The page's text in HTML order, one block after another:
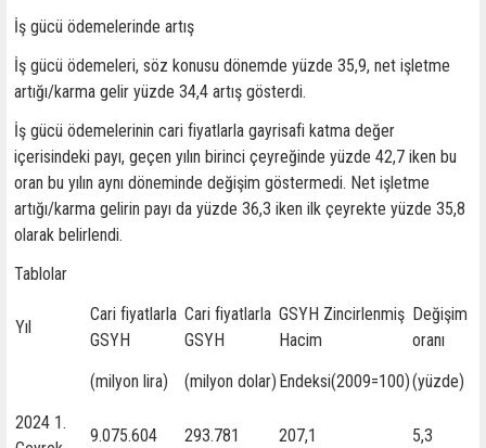
İş gücü ödemelerinde artış
İş gücü ödemeleri, söz konusu dönemde yüzde 35,9, net işletme
artığı/karma gelir yüzde 34,4 artış gösterdi.
İş gücü ödemelerinin cari fiyatlarla gayrisafi katma değer
içerisindeki payı, geçen yılın birinci çeyreğinde yüzde 42,7 iken bu
oran bu yılın aynı döneminde değişim göstermedi. Net işletme
artığı/karma gelirin payı da yüzde 36,3 iken ilk çeyrekte yüzde 35,8
olarak belirlendi.
Tablolar
Yıl
Cari fiyatlarla
GSYH
Cari fiyatlarla
GSYH
GSYH Zincirlenmiş
Hacim
Değişim
oranı
(milyon lira)
(milyon dolar) Endeksi(2009=100)(yüzde)
2024 1.
9.075.604 293.781 207,1 5,3